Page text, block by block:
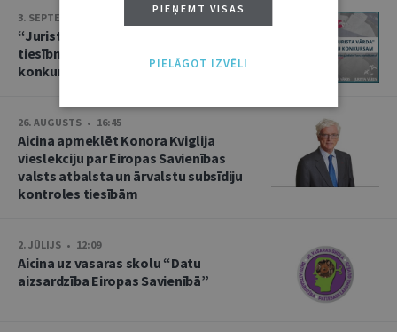
3. SEPTEMBRIS • 16:01
“Jurista Vārds” aicina jaunos
tiesībniekus pieteikties ikgadējam
konkursam!
26. AUGUSTS • 16:45
Aicina apmeklēt Konora Kviglija
vieslekciju par Eiropas Savienības
valsts atbalsta un ārvalstu subsīdiju
kontroles tiesībām
2. JŪLIJS • 12:09
Aicina uz vasaras skolu “Datu
aizsardzība Eiropas Savienībā”
PIEŅEMT VISAS
PIELĀGOT IZVĒLI